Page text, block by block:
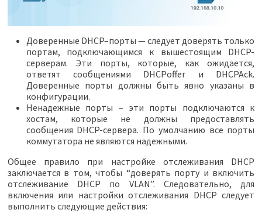
Доверенные DHCP–порты — следует доверять только
портам, подключающимся к вышестоящим DHCP-
серверам. Эти порты, которые, как ожидается,
ответят сообщениями DHCPoffer и DHCPAck.
Доверенные порты должны быть явно указаны в
конфигурации.
Ненадежные порты – эти порты подключаются к
хостам, которые не должны предоставлять
сообщения DHCP-сервера. По умолчанию все порты
коммутатора не являются надежными.
Общее правило при настройке отслеживания DHCP
заключается в том, чтобы “доверять порту и включить
отслеживание DHCP по VLAN”. Следовательно, для
включения или настройки отслеживания DHCP следует
выполнить следующие действия: